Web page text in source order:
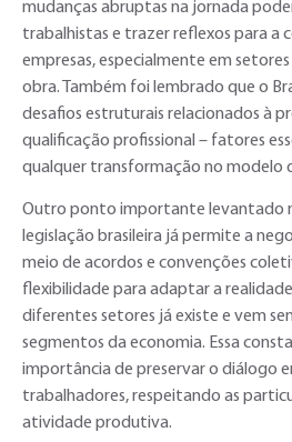
mudanças abruptas na jornada
trabalhistas e trazer reflexos para a
empresas, especialmente em
obra. Também foi lembrado que o
desafios estruturais relacionados à
qualificação profissional – fatores
qualquer transformação no modelo
Outro ponto importante levantado
legislação brasileira já permite a
meio de acordos e convenções
flexibilidade para adaptar a
diferentes setores já existe e vem
segmentos da economia. Essa
importância de preservar o diálogo
trabalhadores, respeitando as
atividade produtiva.